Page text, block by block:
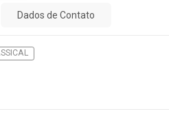
Dados de Contato